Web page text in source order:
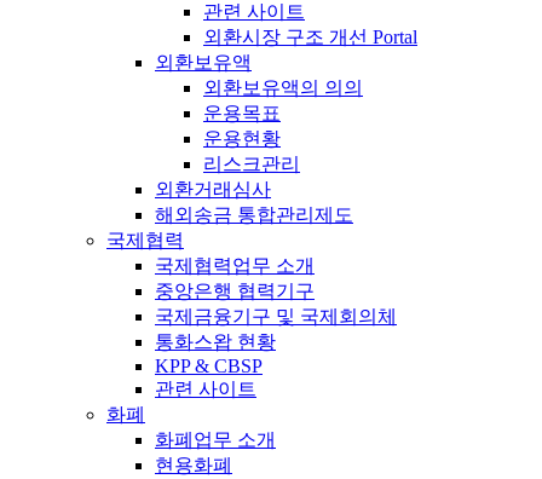
관련 사이트
외환시장 구조 개선 Portal
외환보유액
외환보유액의 의의
운용목표
운용현황
리스크관리
외환거래심사
해외송금 통합관리제도
국제협력
국제협력업무 소개
중앙은행 협력기구
국제금융기구 및 국제회의체
통화스왑 현황
KPP & CBSP
관련 사이트
화폐
화폐업무 소개
현용화폐